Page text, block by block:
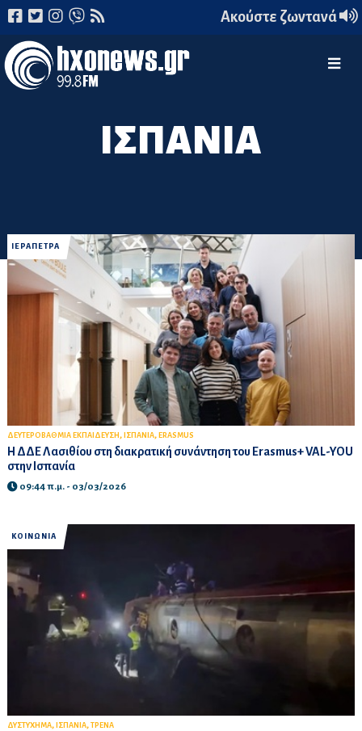
Ακούστε ζωντανά
ΙΣΠΑΝΙΑ
ΙΕΡΑΠΕΤΡΑ
ΔΕΥΤΕΡΟΒΑΘΜΙΑ ΕΚΠΑΙΔΕΥΣΗ , ΙΣΠΑΝΙΑ, ERASMUS
Η ΔΔΕ Λασιθίου στη διακρατική συνάντηση του Erasmus+ VAL-YOU
στην Ισπανία
09:44 π.μ. - 03/03/2026
ΚΟΙΝΩΝΙΑ
ΔΥΣΤΥΧΗΜΑ, ΙΣΠΑΝΙΑ, ΤΡΕΝΑ